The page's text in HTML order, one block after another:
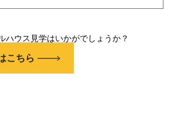
ハウス見学はいかがでしょうか？
こちら